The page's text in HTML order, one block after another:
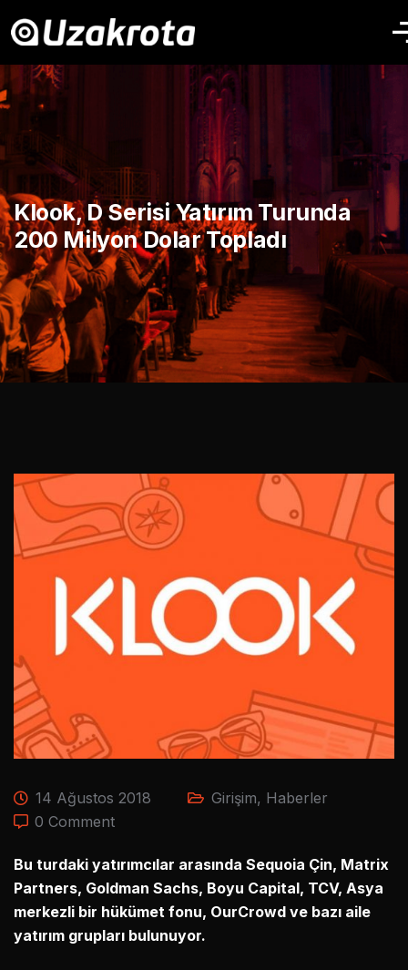
Klook, D Serisi Yatırım Turunda
200 Milyon Dolar Topladı
14 Ağustos 2018 Girişim, Haberler
0 Comment
Bu turdaki yatırımcılar arasında Sequoia Çin, Matrix
Partners, Goldman Sachs, Boyu Capital, TCV, Asya
merkezli bir hükümet fonu, OurCrowd ve bazı aile
yatırım grupları bulunuyor.